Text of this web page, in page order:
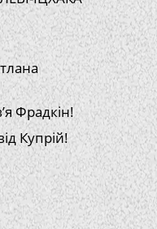
Фрадкін!
Купрій!